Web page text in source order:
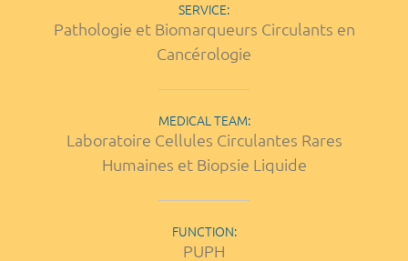
SERVICE:
Pathologie et Biomarqueurs Circulants en
Cancérologie
MEDICAL TEAM:
Laboratoire Cellules Circulantes Rares
Humaines et Biopsie Liquide
FUNCTION:
PUPH